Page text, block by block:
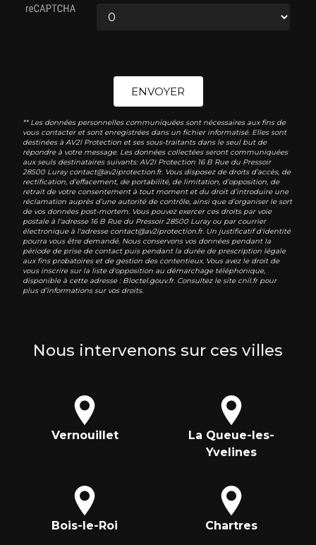
ENVOYER
** Les données personnelles communiquées sont nécessaires aux fins de
vous contacter et sont enregistrées dans un fichier informatisé. Elles sont
destinées à AV2I Protection et ses sous-traitants dans le seul but de
répondre à votre message. Les données collectées seront communiquées
aux seuls destinataires suivants: AV2I Protection 16 B Rue du Pressoir
28500 Luray contact@av2iprotection.fr. Vous disposez de droits d’accès, de
rectification, d’effacement, de portabilité, de limitation, d’opposition, de
retrait de votre consentement à tout moment et du droit d’introduire une
réclamation auprès d’une autorité de contrôle, ainsi que d’organiser le sort
de vos données post-mortem. Vous pouvez exercer ces droits par voie
postale à l'adresse 16 B Rue du Pressoir 28500 Luray ou par courrier
électronique à l'adresse contact@av2iprotection.fr. Un justificatif d'identité
pourra vous être demandé. Nous conservons vos données pendant la
période de prise de contact puis pendant la durée de prescription légale
aux fins probatoires et de gestion des contentieux. Vous avez le droit de
vous inscrire sur la liste d'opposition au démarchage téléphonique,
disponible à cette adresse : Bloctel.gouv.fr. Consultez le site cnil.fr pour
plus d’informations sur vos droits.
Nous intervenons sur ces villes
Vernouillet
La Queue-les-
Yvelines
Bois-le-Roi Chartres